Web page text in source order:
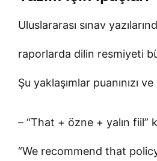
Uluslararası sınav
raporlarda dilin resmiyeti
Şu yaklaşımlar puanınızı
– “That + özne + yalın fiil”
“We recommend that